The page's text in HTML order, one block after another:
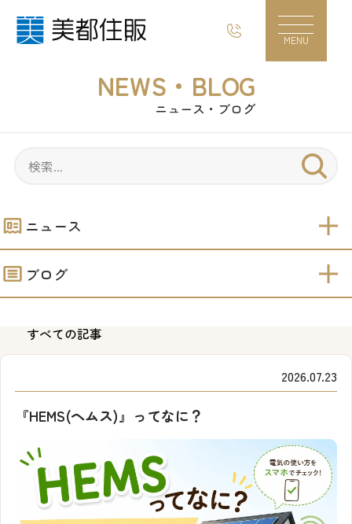
ニュース・ブログ｜現場レポート・お知らせ｜
MENU
NEWS・BLOG
ニュース・ブログ
ニュース
ブログ
すべての記事
2026.07.23
『HEMS(ヘムス)』ってなに？